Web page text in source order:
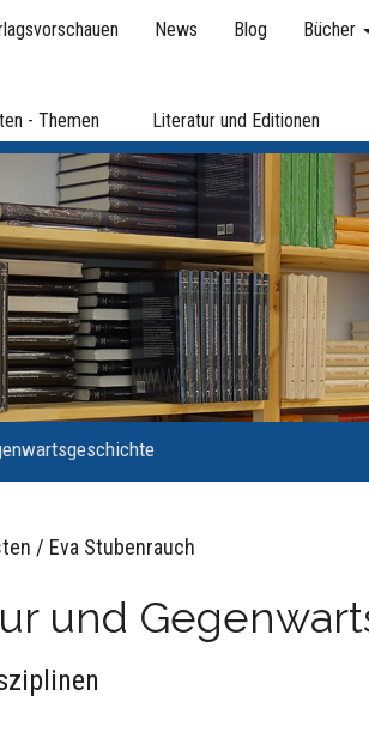
News Blog Bücher
- Themen Literatur und Editionen
/ Eva Stubenrauch
und